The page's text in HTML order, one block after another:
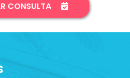
CONSULTA